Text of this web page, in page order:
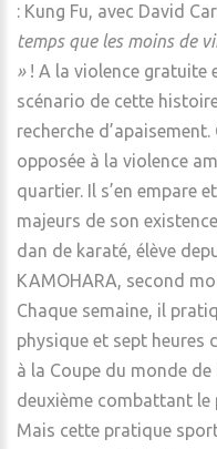
: Kung Fu, avec David
temps que les moins de
»! A la violence gratuite
scénario de cette
recherche
opposée à la violence
quartier. Il s’en empare
majeurs de son
dan de karaté, élève
KAMOHARA, second
Chaque semaine, il
physique et sept heures
à la Coupe du monde
deuxième combattant le
Mais cette pratique